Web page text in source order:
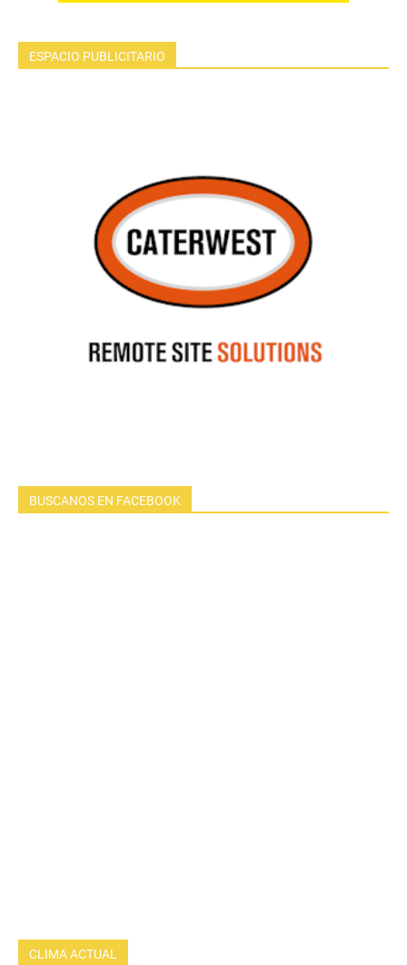
ESPACIO PUBLICITARIO
BUSCANOS EN FACEBOOK
CLIMA ACTUAL